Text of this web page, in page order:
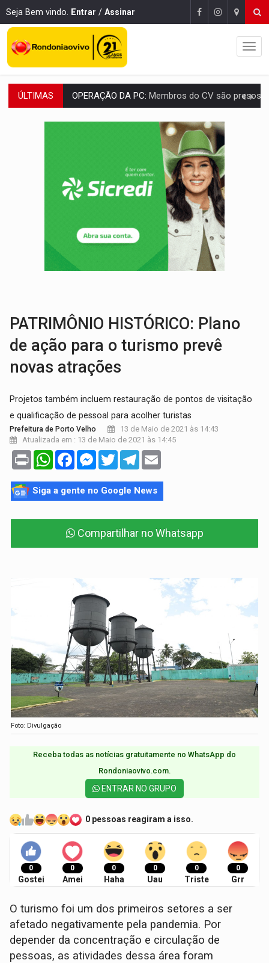
Seja Bem vindo. Entrar / Assinar
ÚLTIMAS OPERAÇÃO DA PC: Membros do CV são presos com armas e drogas
ENTRADA GRATUITA:Espetáculo As Marias Somos Nós será
Três são presos após furto de motocicleta em frente
CELEBRAÇÃO:Cerejeiras completa 43 anos de emancipação com
SAÚDE:Anvisa desmente boato sobre presença de plástico ou
Pitbulls fogem de residência e atacam casal de idosos
AÇÃO CONJUNTA: Forças policiais apreendem cerca de 1kg de
PF ESTÁ APURANDO: Flávio Bolsonaro escolhe Alfredo Gaspar como vice, alvo de
VÍDEO: Denarc e Receita Federal apreendem 12 kg de skunk e arma que
PATRIMÔNIO HISTÓRICO: Plano
de ação para o turismo prevê
novas atrações
Projetos também incluem restauração de pontos de visitação
e qualificação de pessoal para acolher turistas
Prefeitura de Porto Velho
13 de Maio de 2021 às 14:43
Atualizada em : 13 de Maio de 2021 às 14:45
Print WhatsAppFacebookMessenger
TwitterTelegram
Siga a gente no Google News
Compartilhar no Whatsapp
Foto: Divulgação
Receba todas as notícias gratuitamente no WhatsApp do
Rondoniaovivo.com.​
ENTRAR NO GRUPO
0 pessoas reagiram a isso.
0
Gostei
0
Amei
0
Haha
0
Uau
0
Triste
0
Grr
O turismo foi um dos primeiros setores a ser
afetado negativamente pela pandemia. Por
depender da concentração e circulação de
pessoas, as atividades dessa área foram